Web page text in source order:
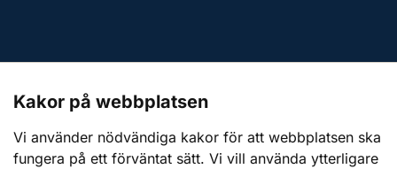
Webbplatsen
Kakor på webbplatsen
Vi använder nödvändiga kakor för att webbplatsen ska
fungera på ett förväntat sätt. Vi vill använda ytterligare